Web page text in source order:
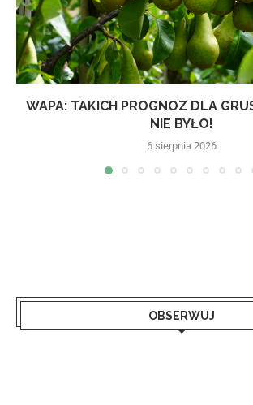
WAPA: TAKICH PROGNOZ DLA
NIE BYŁO!
6 sierpnia 2026
OBSERWUJ